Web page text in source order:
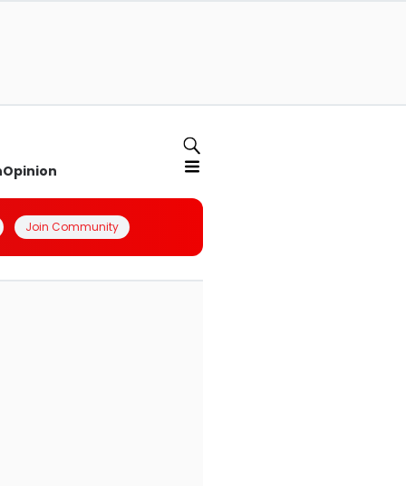
Opinion
Join Community